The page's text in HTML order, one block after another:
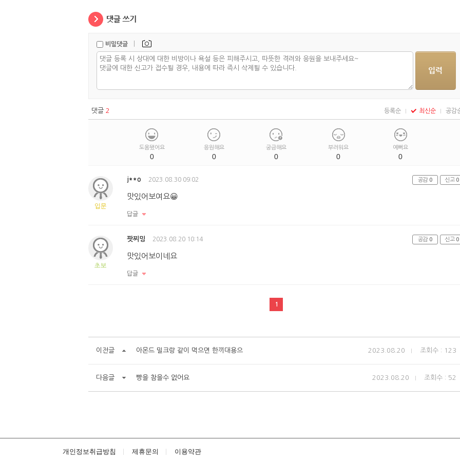
비밀댓글
댓글 2 등록순 최신순 공감
도움됐어요
0
응원해요
0
궁금해요
0
부러워요
0
예뻐요
0
입문
j**o 2023.08.30 09:02
맛있어보여요😀
답글
공감 0 신고 0
초보
팟찌밍 2023.08.20 10:14
맛있어보이네요
답글
공감 0 신고 0
1
이전글 아몬드 밀크랑 같이 먹으면 한끼대용으 2023.08.20 조회수 : 123
다음글 빵을 참을수 없어요 2023.08.20 조회수 : 52
개인정보취급방침 제휴문의 이용약관